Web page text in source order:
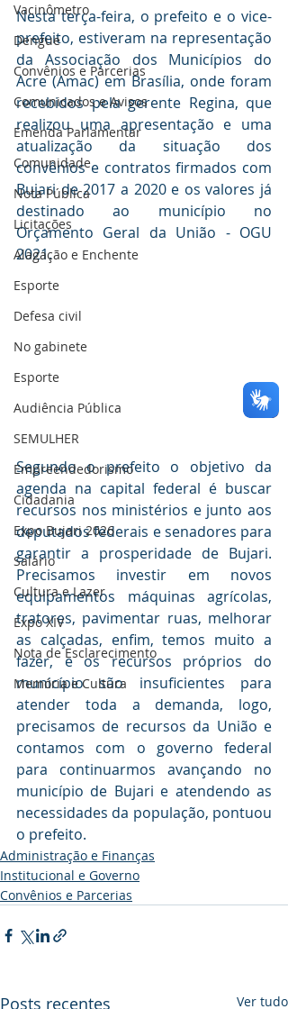
Vacinômetro
Dengue
Convênios e Parcerias
Comunicados e Avisos
Emenda Parlamentar
Comunidade
Nota Pública
Licitações
Alagação e Enchente
Esporte
Defesa civil
No gabinete
Esporte
Audiência Pública
SEMULHER
Empreendedorismo
Cidadania
Expo Bujari 2026
Salário
Cultura e Lazer
Expo XIV
Nota de Esclarecimento
Memória e Cultura
Nesta terça-feira, o prefeito e o vice-
prefeito, estiveram na representação
da Associação dos Municípios do
Acre (Amac) em Brasília, onde foram
recebidos pela gerente Regina, que
realizou uma apresentação e uma
atualização da situação dos
convênios e contratos firmados com
Bujari de 2017 a 2020 e os valores já
destinado ao município no
Orçamento Geral da União - OGU
2021.
Segundo o prefeito o objetivo da
agenda na capital federal é buscar
recursos nos ministérios e junto aos
deputados federais e senadores para
garantir a prosperidade de Bujari.
Precisamos investir em novos
equipamentos máquinas agrícolas,
tratores, pavimentar ruas, melhorar
as calçadas, enfim, temos muito a
fazer, e os recursos próprios do
município são insuficientes para
atender toda a demanda, logo,
precisamos de recursos da União e
contamos com o governo federal
para continuarmos avançando no
município de Bujari e atendendo as
necessidades da população, pontuou
o prefeito.
Administração e Finanças
Institucional e Governo
Convênios e Parcerias
Posts recentes Ver tudo